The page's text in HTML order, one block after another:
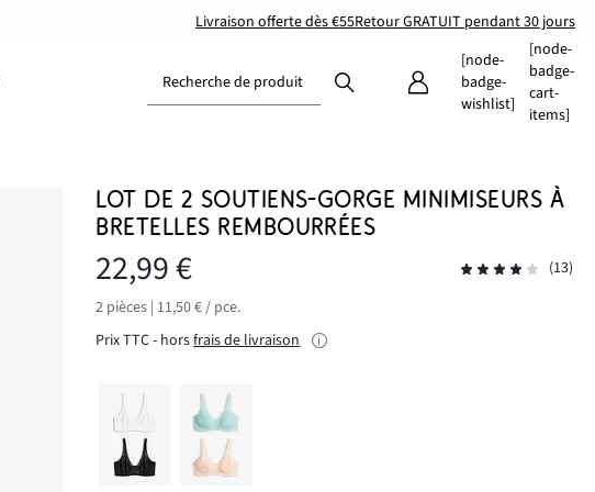
Livraison offerte dès €55Retour GRATUIT pendant 30 jours
Recherche de produit
[node-
badge-
wishlist]
[node-
badge-
cart-
items]
LOT DE 2 SOUTIENS-GORGE MINIMISEURS À
BRETELLES REMBOURRÉES
22,99 €
(13)
2 pièces | 11,50 € / pce.
Prix TTC - horsfrais de livraison